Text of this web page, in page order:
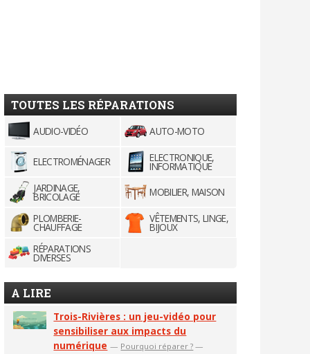
TOUTES LES RÉPARATIONS
AUDIO-VIDÉO AUTO-MOTO
ELECTROMÉNAGER ELECTRONIQUE,
INFORMATIQUE
JARDINAGE,
BRICOLAGE
MOBILIER, MAISON
PLOMBERIE-
CHAUFFAGE
VÊTEMENTS, LINGE,
BIJOUX
RÉPARATIONS
DIVERSES
A LIRE
Trois-Rivières : un jeu-vidéo pour
sensibiliser aux impacts du
numérique — Pourquoi réparer ? —